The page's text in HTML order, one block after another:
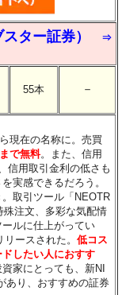
ター証券）
⇒
55本 －
現在の名称に。売買
で無料。また、信用
信用取引金利の低さも
実感できるだろう。
取引ツール「NEOTR
注文、多彩な気配情
ルに仕上がってい
リースされた。低コス
したい人におすす
家にとっても、新NI
あり、おすすめの証券